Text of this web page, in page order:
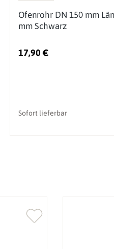
Ofenrohr DN 150 mm
mm Schwarz
17,90 €
Sofort lieferbar